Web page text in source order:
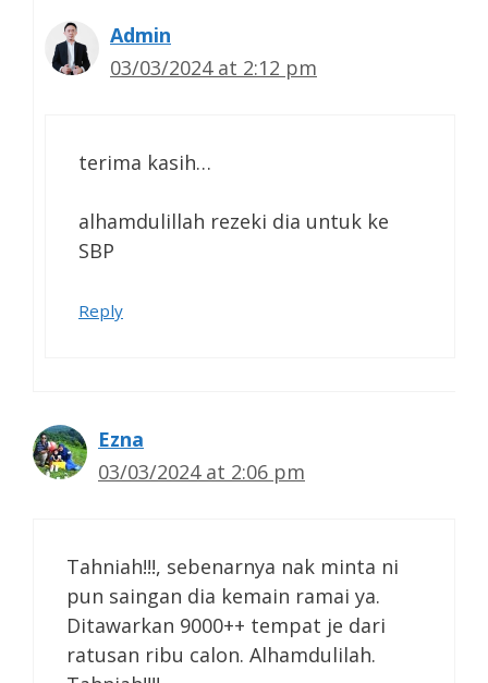
Admin
03/03/2024 at 2:12 pm
terima kasih…
alhamdulillah rezeki dia untuk ke
SBP
Reply
Ezna
03/03/2024 at 2:06 pm
Tahniah!!!, sebenarnya nak minta ni
pun saingan dia kemain ramai ya.
Ditawarkan 9000++ tempat je dari
ratusan ribu calon. Alhamdulilah.